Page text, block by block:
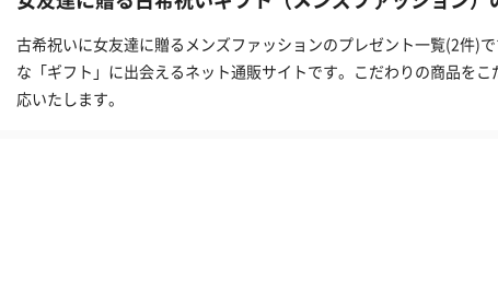
古希祝いに女友達に贈るメンズファッションのプレゼント一覧(2件)
な「ギフト」に出会えるネット通販サイトです。こだわりの商品を
応いたします。